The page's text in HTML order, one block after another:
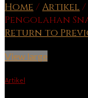
Home / Artikel /
Pengolahan
Return to
View large
Artikel